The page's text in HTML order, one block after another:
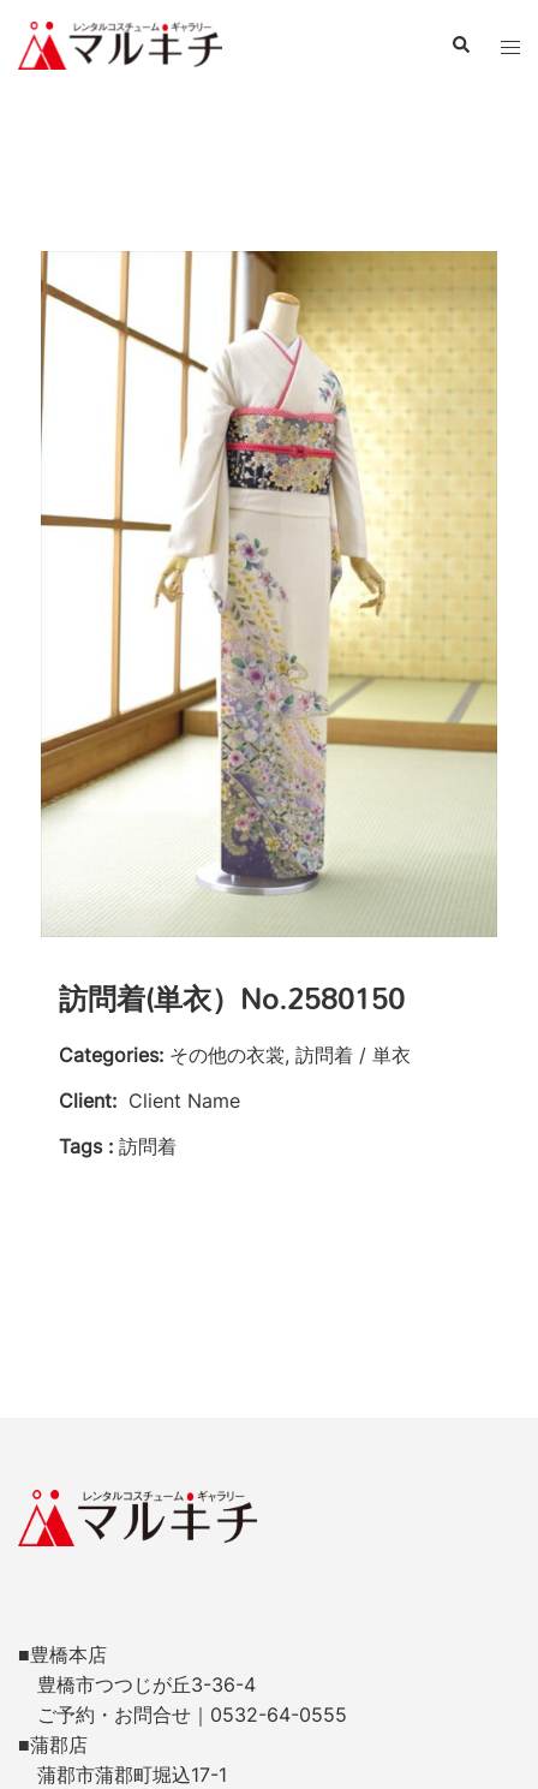
訪問着(単衣）No.2580150
Categories: その他の衣裳, 訪問着 / 単衣
Client: Client Name
Tags : 訪問着
■豊橋本店
豊橋市つつじが丘3-36-4
ご予約・お問合せ｜0532-64-0555
■蒲郡店
蒲郡市蒲郡町堀込17-1